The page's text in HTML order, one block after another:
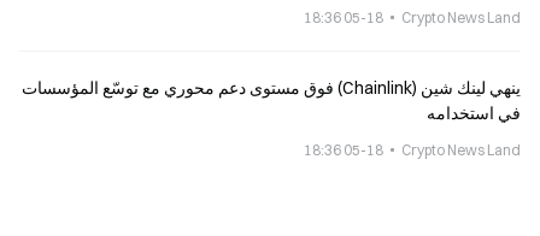
Crypto News Land
05-18 18:36
ينهي لينك شين (Chainlink) فوق مستوى دعم محوري مع توسّع المؤسسات
في استخدامه
Crypto News Land
05-18 18:36